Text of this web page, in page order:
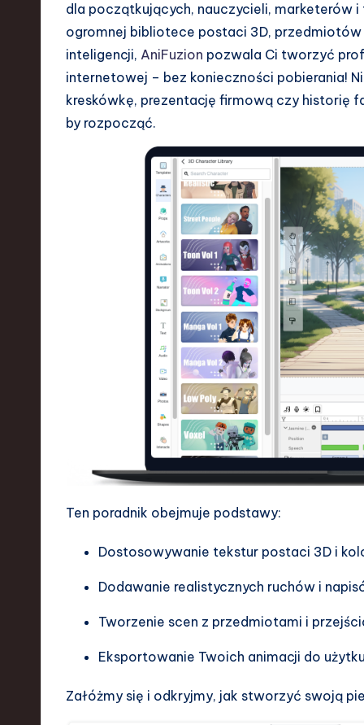
dla początkujących, nauczycieli, marketerów
ogromnej bibliotece postaci 3D,
inteligencji, AniFuzion pozwala Ci tworzyć
internetowej – bez konieczności pobierania!
kreskówkę, prezentację firmową czy historię
by rozpocząć.
Ten poradnik obejmuje podstawy:
Dostosowywanie tekstur postaci 3D i
Dodawanie realistycznych ruchów i
Tworzenie scen z przedmiotami i
Eksportowanie Twoich animacji do
Załóżmy się i odkryjmy, jak stworzyć swoją